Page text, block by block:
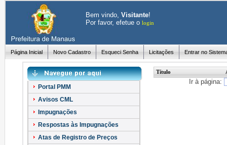
Bem vindo, Visitante!
Por favor, efetue o login
Página Inicial Novo Cadastro Esqueci Senha Licitações Entrar no
Portal PMM
Avisos CML
Impugnações
Respostas às Impugnações
Atas de Registro de Preços
Título
Ir à página: